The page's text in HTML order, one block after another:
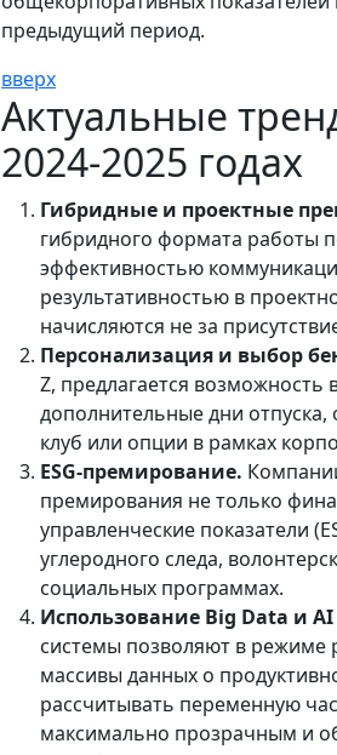
предыдущий период.
вверх
Актуальные
2024-2025 годах
Гибридные и проектные
гибридного формата работы
эффективностью
результативностью в
начисляются не за
Персонализация и выбор
Z, предлагается
дополнительные дни
клуб или опции в рамках
ESG-премирование.
премирования не только
управленческие показатели
углеродного следа,
социальных программах.
Использование Big Data и
системы позволяют в режиме
массивы данных о
рассчитывать переменную
максимально прозрачным и